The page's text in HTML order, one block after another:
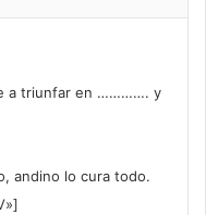
a triunfar en …………. y
andino lo cura todo.